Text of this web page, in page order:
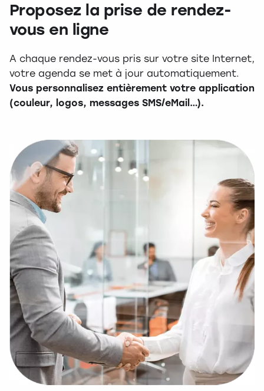
Proposez la prise de rendez-
vous en ligne
A chaque rendez-vous pris sur votre site Internet,
votre agenda se met à jour automatiquement.
Vous personnalisez entièrement votre application
(couleur, logos, messages SMS/eMail…).